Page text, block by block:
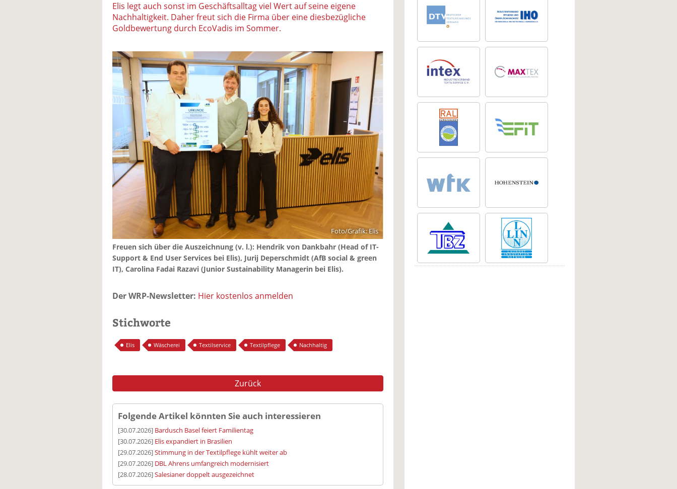
Elis legt auch sonst im Geschäftsalltag viel Wert auf seine eigene
Nachhaltigkeit. Daher freut sich die Firma über eine diesbezügliche
Goldbewertung durch EcoVadis im Sommer.
Foto/Grafik: Elis
Freuen sich über die Auszeichnung (v. l.): Hendrik von Dankbahr (Head of IT-
Support & End User Services bei Elis), Jurij Deperschmidt (AfB social & green
IT), Carolina Fadai Razavi (Junior Sustainability Managerin bei Elis).
Der WRP-Newsletter: Hier kostenlos anmelden
Stichworte
Elis Wäscherei Textilservice Textilpflege Nachhaltig
Zurück
Folgende Artikel könnten Sie auch interessieren
[30.07.2026] Bardusch Basel feiert Familientag
[30.07.2026] Elis expandiert in Brasilien
[29.07.2026]Stimmung in der Textilpflege kühlt weiter ab
[29.07.2026] DBL Ahrens umfangreich modernisiert
[28.07.2026]Salesianer doppelt ausgezeichnet